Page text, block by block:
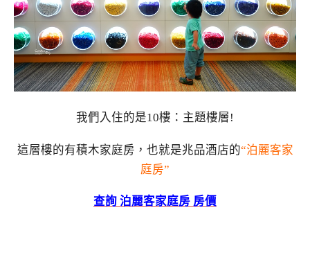
我們入住的是10樓：主題樓層!
這層樓的有積木家庭房，也就是兆品酒店的“泊麗客家
庭房”
查詢 泊麗客家庭房 房價